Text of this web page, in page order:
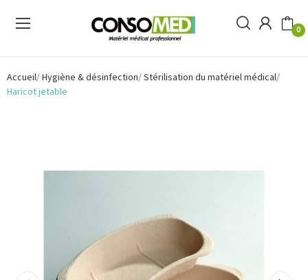
0
Accueil Hygiène & désinfection Stérilisation du matériel médical
Haricot jetable